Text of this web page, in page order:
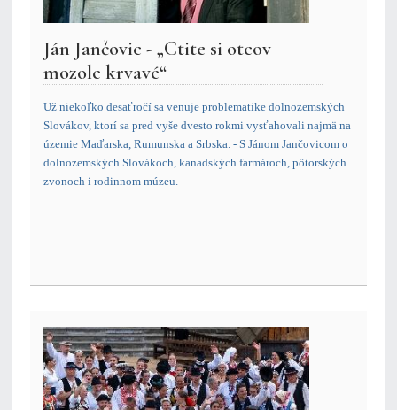
Ján Jančovic - „Ctite si otcov
mozole krvavé“
Už niekoľko desaťročí sa venuje problematike dolnozemských
Slovákov, ktorí sa pred vyše dvesto rokmi vysťahovali najmä na
územie Maďarska, Rumunska a Srbska. - S Jánom Jančovicom o
dolnozemských Slovákoch, kanadských farmároch, pôtorských
zvonoch i rodinnom múzeu.